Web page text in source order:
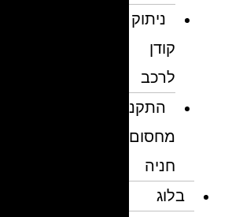
ניתוק
לרכב
התקנת
מחסום
חניה
בלוג